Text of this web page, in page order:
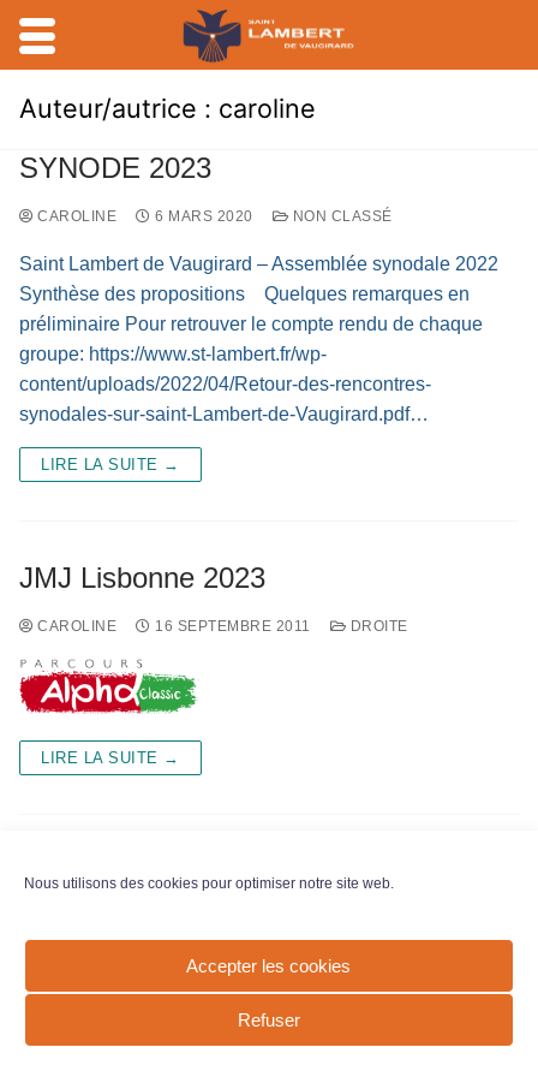
Nous utilisons des cookies pour optimiser notre site web.
Accepter les cookies
Refuser
auAuteur/autrice : caroline
SYNODE 2023
CAROLINE 6 MARS 2020 NON CLASSÉ
Saint Lambert de Vaugirard – Assemblée synodale 2022
Synthèse des propositions Quelques remarques en
préliminaire Pour retrouver le compte rendu de chaque
groupe: https://www.st-lambert.fr/wp-
content/uploads/2022/04/Retour-des-rencontres-
synodales-sur-saint-Lambert-de-Vaugirard.pdf…
LIRE LA SUITE →
JMJ Lisbonne 2023
CAROLINE 16 SEPTEMBRE 2011 DROITE
LIRE LA SUITE →
Copyright © 2026 Paroisse Saint-Lambert de Vaugirard –
Propulsé parCustomify